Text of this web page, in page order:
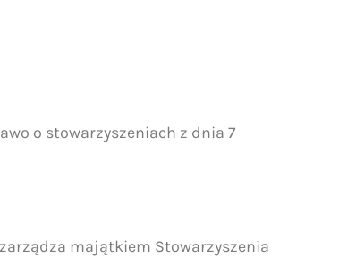
o stowarzyszeniach z dnia 7
majątkiem Stowarzyszenia